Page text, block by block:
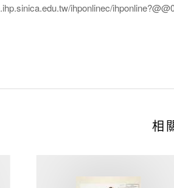
ihponlinec/
相